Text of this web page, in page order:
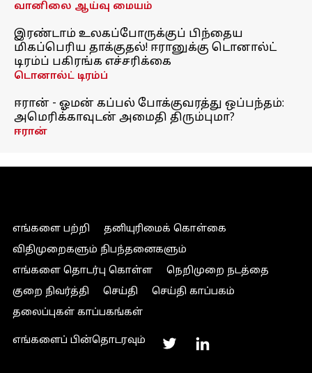
வானிலை ஆய்வு மையம்
இரண்டாம் உலகப்போருக்குப் பிந்தைய
மிகப்பெரிய தாக்குதல்! ஈரானுக்கு டொனால்ட்
டிரம்ப் பகிரங்க எச்சரிக்கை
டொனால்ட் டிரம்ப்
ஈரான் - ஓமன் கப்பல் போக்குவரத்து ஒப்பந்தம்:
அமெரிக்காவுடன் அமைதி திரும்புமா?
ஈரான்
எங்களை பற்றி
தனியுரிமைக் கொள்கை
விதிமுறைகளும் நிபந்தனைகளும்
எங்களை தொடர்பு கொள்ள
நெறிமுறை நடத்தை
குறை நிவர்த்தி
செய்தி
செய்தி காப்பகம்
தலைப்புகள் காப்பகங்கள்
எங்களைப் பின்தொடரவும்